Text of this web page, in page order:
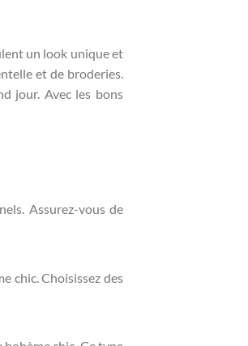
un look unique et
et de broderies.
jour. Avec les bons
Assurez-vous de
chic. Choisissez des